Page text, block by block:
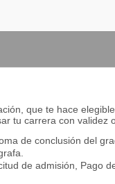
y evaluación
de
de proyectos
que te hace
tu carrera con validez
de conclusión del
de admisión, Pago